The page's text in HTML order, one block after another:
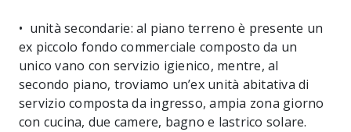
• unità secondarie: al piano terreno è presente un
ex piccolo fondo commerciale composto da un
unico vano con servizio igienico, mentre, al
secondo piano, troviamo un’ex unità abitativa di
servizio composta da ingresso, ampia zona giorno
con cucina, due camere, bagno e lastrico solare.